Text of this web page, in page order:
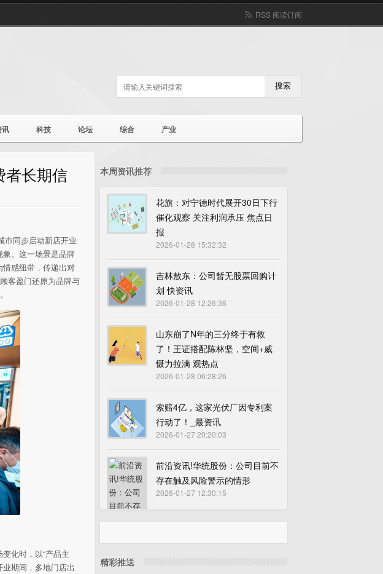
RSS 阅读订阅
搜索
讯 科技 论坛 综合 产业
者长期信
市同步启动新店开业
。这一场景是品牌
感纽带，传递出对
客盈门还原为品牌与
化时，以“产品主
期间，多地门店出
本周资讯推荐
花旗：对宁德时代展开30日下行
催化观察 关注利润承压 焦点日
报
2026-01-28 15:32:32
吉林敖东：公司暂无股票回购计
划 快资讯
2026-01-28 12:26:36
山东崩了N年的三分终于有救
了！王证搭配陈林坚，空间+威
慑力拉满 观热点
2026-01-28 06:28:26
索赔4亿，这家光伏厂因专利案
行动了！_最资讯
2026-01-27 20:20:03
前沿资讯!华统股份：公司目前不
存在触及风险警示的情形
2026-01-27 12:30:15
精彩推送